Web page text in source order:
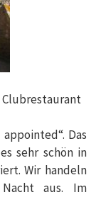
Das
sehr schön in
Wir handeln
aus. Im